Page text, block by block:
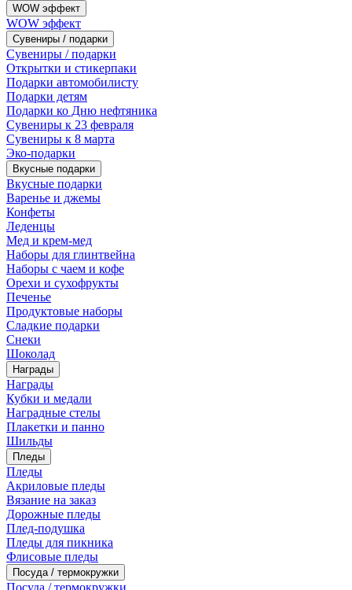
WOW эффект
WOW эффект
Сувениры / подарки
Сувениры / подарки
Открытки и стикерпаки
Подарки автомобилисту
Подарки детям
Подарки ко Дню нефтяника
Сувениры к 23 февраля
Сувениры к 8 марта
Эко-подарки
Вкусные подарки
Вкусные подарки
Варенье и джемы
Конфеты
Леденцы
Мед и крем-мед
Наборы для глинтвейна
Наборы с чаем и кофе
Орехи и сухофрукты
Печенье
Продуктовые наборы
Сладкие подарки
Снеки
Шоколад
Награды
Награды
Кубки и медали
Наградные стелы
Плакетки и панно
Шильды
Пледы
Пледы
Акриловые пледы
Вязание на заказ
Дорожные пледы
Плед-подушка
Пледы для пикника
Флисовые пледы
Посуда / термокружки
Посуда / термокружки